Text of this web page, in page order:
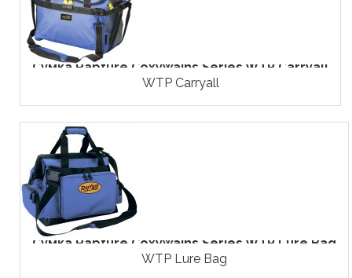
Сумка Rapture Coxywains Series WTP Carryall
WTP Carryall
Сумка Rapture Coxywains Series WTP Lure Bag
WTP Lure Bag